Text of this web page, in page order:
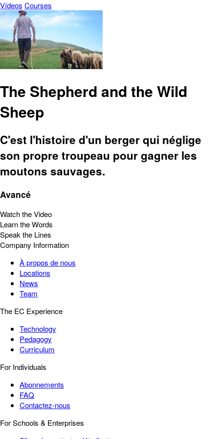
Vídeos Courses
The Shepherd and the Wild
Sheep
C'est l'histoire d'un berger qui néglige
son propre troupeau pour gagner les
moutons sauvages.
Avancé
Watch the Video
Learn the Words
Speak the Lines
Company Information
À propos de nous
Locations
News
Team
The EC Experience
Technology
Pedagogy
Curriculum
For Individuals
Abonnements
FAQ
Contactez-nous
For Schools & Enterprises